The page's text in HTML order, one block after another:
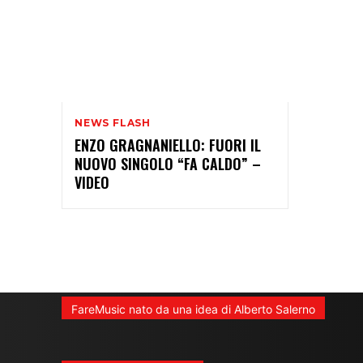
NEWS FLASH
ENZO GRAGNANIELLO: FUORI IL
NUOVO SINGOLO “FA CALDO” –
VIDEO
FareMusic nato da una idea di Alberto Salerno